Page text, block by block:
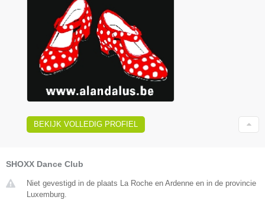
BEKIJK VOLLEDIG PROFIEL
SHOXX Dance Club
Niet gevestigd in de plaats La Roche en Ardenne en in de provincie
Luxemburg.